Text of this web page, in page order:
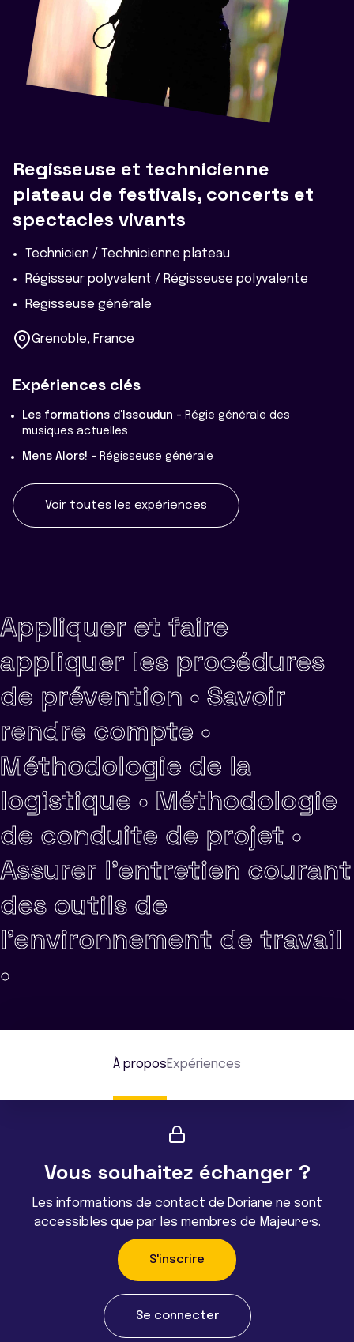
Regisseuse et technicienne
plateau de festivals, concerts et
spectacles vivants
Technicien / Technicienne plateau
Régisseur polyvalent / Régisseuse polyvalente
Regisseuse générale
Grenoble, France
Expériences clés
Les formations d'Issoudun - Régie générale des
musiques actuelles
Mens Alors! - Régisseuse générale
Voir toutes les expériences
Appliquer et faire
appliquer les procédures
de prévention • Savoir
rendre compte •
Méthodologie de la
logistique • Méthodologie
de conduite de projet •
Assurer l'entretien courant
des outils de
l'environnement de travail
•
À proposExpériences
Vous souhaitez échanger ?
Les informations de contact de Doriane ne sont
accessibles que par les membres de Majeur·e·s.
S'inscrire
Se connecter